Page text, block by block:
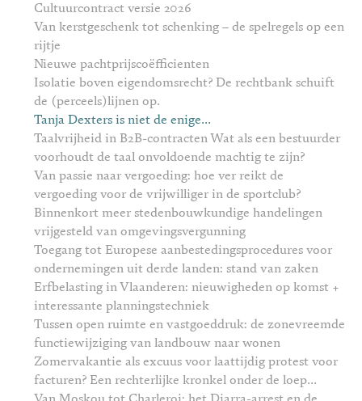
Cultuurcontract versie 2026
Van kerstgeschenk tot schenking – de spelregels op een
rijtje
Nieuwe pachtprijscoëfficienten
Isolatie boven eigendomsrecht? De rechtbank schuift
de (perceels)lijnen op.
Tanja Dexters is niet de enige...
Taalvrijheid in B2B-contracten Wat als een bestuurder
voorhoudt de taal onvoldoende machtig te zijn?
Van passie naar vergoeding: hoe ver reikt de
vergoeding voor de vrijwilliger in de sportclub?
Binnenkort meer stedenbouwkundige handelingen
vrijgesteld van omgevingsvergunning
Toegang tot Europese aanbestedingsprocedures voor
ondernemingen uit derde landen: stand van zaken
Erfbelasting in Vlaanderen: nieuwigheden op komst +
interessante planningstechniek
Tussen open ruimte en vastgoeddruk: de zonevreemde
functiewijziging van landbouw naar wonen
Zomervakantie als excuus voor laattijdig protest voor
facturen? Een rechterlijke kronkel onder de loep…